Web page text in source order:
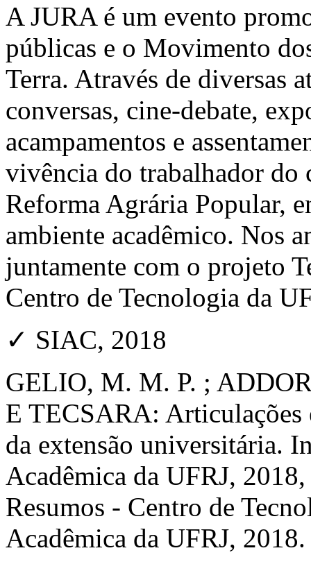
A JURA é um evento
públicas e o Movimento
Terra. Através de diversas
conversas, cine-debate,
acampamentos e
vivência do trabalhador do
Reforma Agrária Popular,
ambiente acadêmico. Nos
juntamente com o projeto
Centro de Tecnologia da
✓ SIAC, 2018
GELIO, M. M. P. ;
E TECSARA: Articulações
da extensão universitária.
Acadêmica da UFRJ,
Resumos - Centro de
Acadêmica da UFRJ,